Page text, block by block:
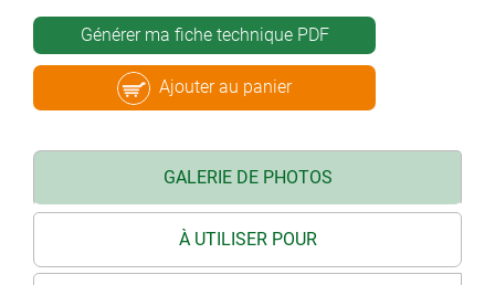
Générer ma fiche technique PDF
Ajouter au panier
GALERIE DE PHOTOS
À UTILISER POUR